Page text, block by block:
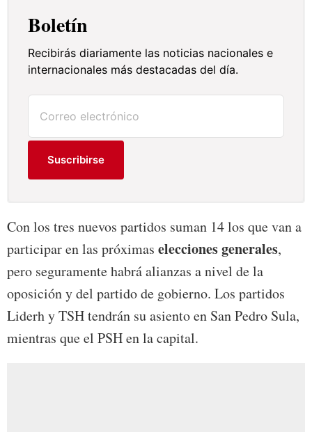
Boletín
Recibirás diariamente las noticias nacionales e
internacionales más destacadas del día.
Suscribirse
Con los tres nuevos partidos suman 14 los que van a
participar en las próximas elecciones generales,
pero seguramente habrá alianzas a nivel de la
oposición y del partido de gobierno. Los partidos
Liderh y TSH tendrán su asiento en San Pedro Sula,
mientras que el PSH en la capital.